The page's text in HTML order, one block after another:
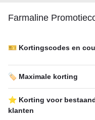
Farmaline
🎫 Kortingscodes en
🏷️ Maximale korting
⭐ Korting voor
klanten